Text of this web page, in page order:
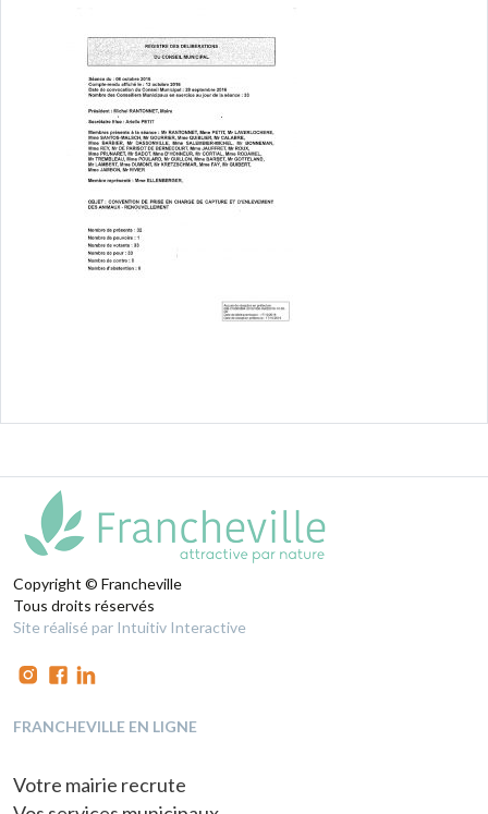
Copyright © Francheville
Tous droits réservés
Site réalisé par Intuitiv Interactive
FRANCHEVILLE EN LIGNE
Votre mairie recrute